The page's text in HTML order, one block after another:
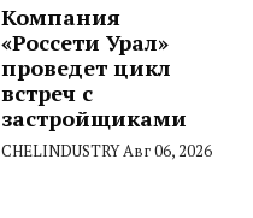
Компания
«Россети Урал»
проведет цикл
встреч с
застройщиками
CHELINDUSTRYАвг 06, 2026